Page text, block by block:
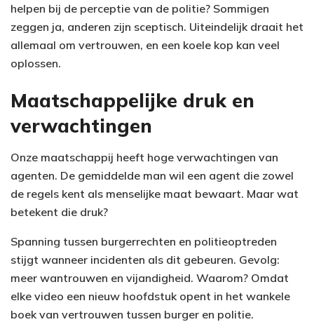
helpen bij de perceptie van de politie? Sommigen
zeggen ja, anderen zijn sceptisch. Uiteindelijk draait het
allemaal om vertrouwen, en een koele kop kan veel
oplossen.
Maatschappelijke druk en
verwachtingen
Onze maatschappij heeft hoge verwachtingen van
agenten. De gemiddelde man wil een agent die zowel
de regels kent als menselijke maat bewaart. Maar wat
betekent die druk?
Spanning tussen burgerrechten en politieoptreden
stijgt wanneer incidenten als dit gebeuren. Gevolg:
meer wantrouwen en vijandigheid. Waarom? Omdat
elke video een nieuw hoofdstuk opent in het wankele
boek van vertrouwen tussen burger en politie.